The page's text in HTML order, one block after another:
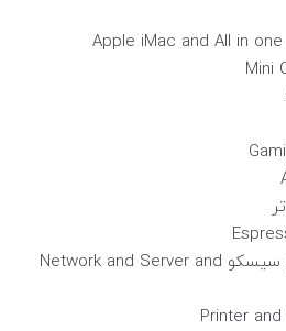
تجهیزات شبکه و سرور و سیسکو Network and Server and